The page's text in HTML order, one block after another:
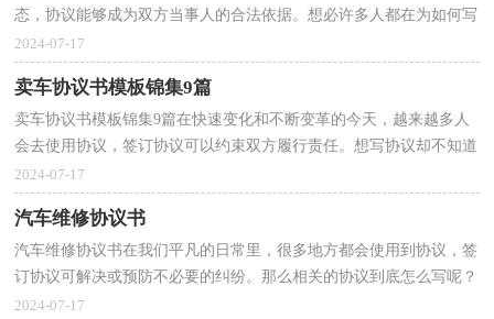
态，协议能够成为双方当事人的合法依据。想必许多人都在为如何写
好协议而烦恼吧，以下是小编为大家收集的离婚协议...
2024-07-17
卖车协议书模板锦集9篇
卖车协议书模板锦集9篇在快速变化和不断变革的今天，越来越多人
会去使用协议，签订协议可以约束双方履行责任。想写协议却不知道
该请教谁？下面是小编为大家收集的卖车协议书9篇，供...
2024-07-17
汽车维修协议书
汽车维修协议书在我们平凡的日常里，很多地方都会使用到协议，签
订协议可解决或预防不必要的纠纷。那么相关的协议到底怎么写呢？
下面是小编整理的汽车维修协议书，供大家参考借鉴，希...
2024-07-17